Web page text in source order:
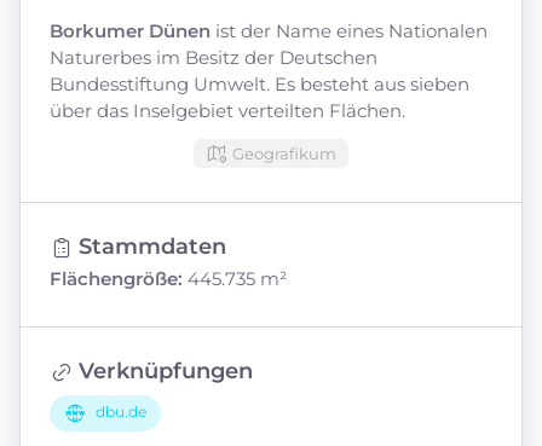
Borkumer Dünen ist der Name eines Nationalen
Naturerbes im Besitz der Deutschen
Bundesstiftung Umwelt. Es besteht aus sieben
über das Inselgebiet verteilten Flächen.
Geografikum
Stammdaten
Flächengröße: 445.735 m²
Verknüpfungen
dbu.de